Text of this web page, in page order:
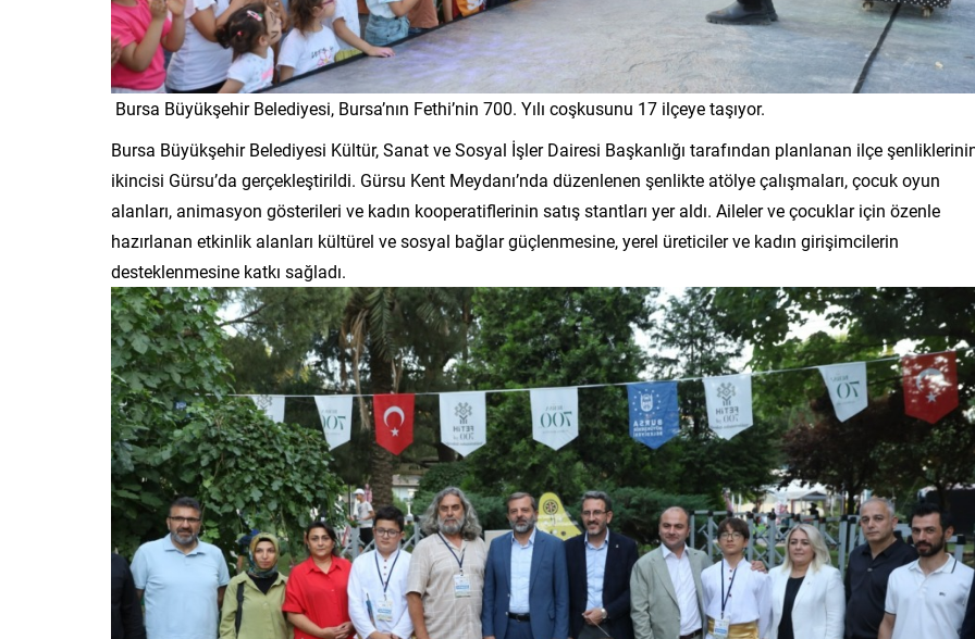
Bursa Büyükşehir Belediyesi, Bursa’nın Fethi’nin 700. Yılı coşkusunu 17 ilçeye taşıyor.
Bursa Büyükşehir Belediyesi Kültür, Sanat ve Sosyal İşler Dairesi Başkanlığı tarafından planlanan ilçe
ikincisi Gürsu’da gerçekleştirildi. Gürsu Kent Meydanı’nda düzenlenen şenlikte atölye çalışmaları, çocuk oyun
alanları, animasyon gösterileri ve kadın kooperatiflerinin satış stantları yer aldı. Aileler ve çocuklar için özenle
hazırlanan etkinlik alanları kültürel ve sosyal bağlar güçlenmesine, yerel üreticiler ve kadın girişimcilerin
desteklenmesine katkı sağladı.